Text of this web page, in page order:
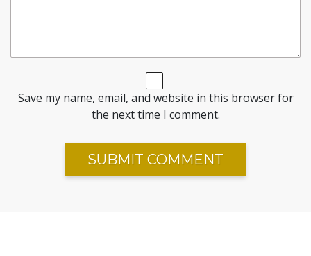
Save my name, email, and website in this browser for
the next time I comment.